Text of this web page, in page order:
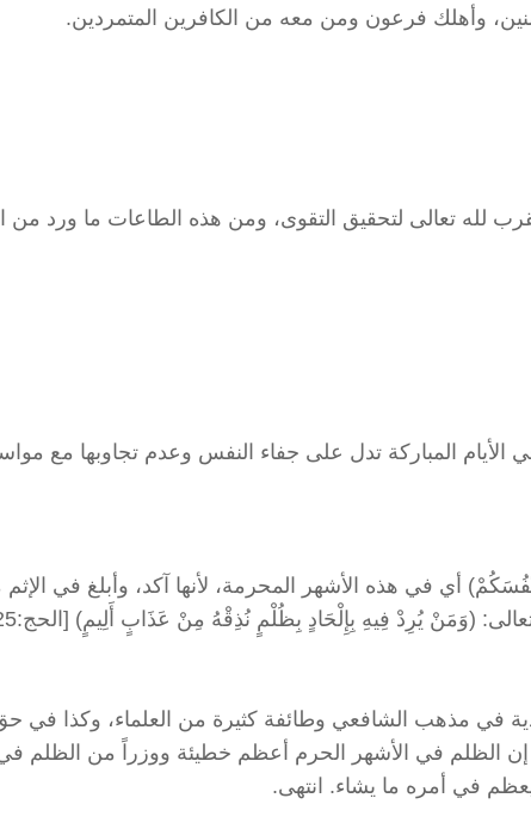
وأهلك فرعون ومن معه من الكافرين المتمردين.
لله تعالى لتحقيق التقوى، ومن هذه الطاعات ما ورد من
المباركة تدل على جفاء النفس وعدم تجاوبها مع
أي في هذه الأشهر المحرمة، لأنها آكد، وأبلغ في
(وَمَنْ يُرِدْ فِيهِ بِإِلْحَادٍ بِظُلْمٍ نُذِقْهُ مِنْ عَذَابٍ أَلِيمٍ) [الحج:25] .
في مذهب الشافعي وطائفة كثيرة من العلماء، وكذا في
الظلم في الأشهر الحرم أعظم خطيئة ووزراً من الظلم
في أمره ما يشاء. انتهى.